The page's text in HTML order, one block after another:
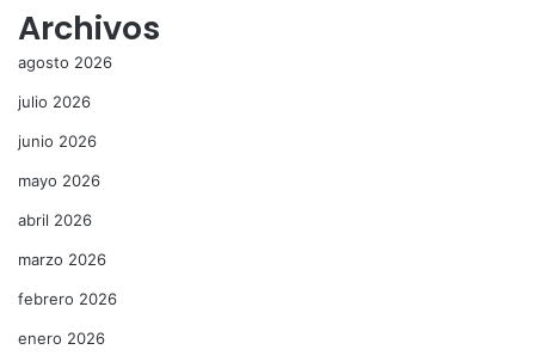
Archivos
agosto 2026
julio 2026
junio 2026
mayo 2026
abril 2026
marzo 2026
febrero 2026
enero 2026